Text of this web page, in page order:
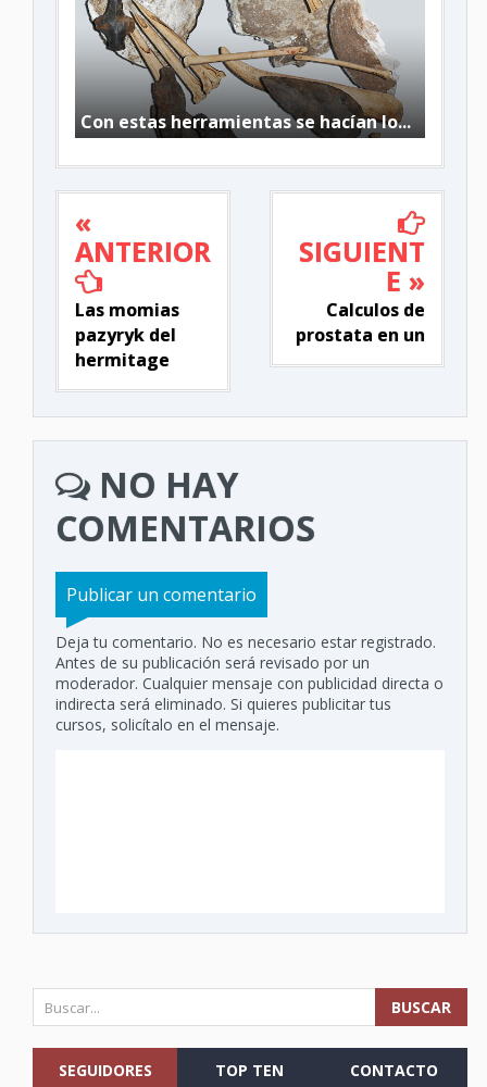
Con estas herramientas se hacían lo...
«
ANTERIOR
Las momias
pazyryk del
hermitage
SIGUIENT
E »
Calculos de
prostata en un
NO HAY
COMENTARIOS
Publicar un comentario
Deja tu comentario. No es necesario estar registrado.
Antes de su publicación será revisado por un
moderador. Cualquier mensaje con publicidad directa o
indirecta será eliminado. Si quieres publicitar tus
cursos, solicítalo en el mensaje.
SEGUIDORES TOP TEN CONTACTO